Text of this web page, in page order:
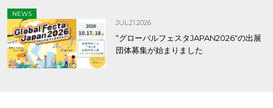
NEWS
JUL.21.2026
“グローバルフェスタJAPAN2026″の出展
団体募集が始まりました